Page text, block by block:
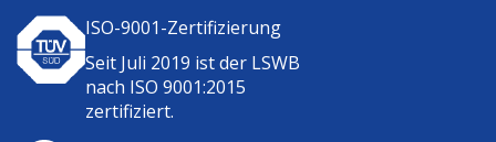
ISO-9001-Zertifizierung
Seit Juli 2019 ist der LSWB
nach ISO 9001:2015
zertifiziert.